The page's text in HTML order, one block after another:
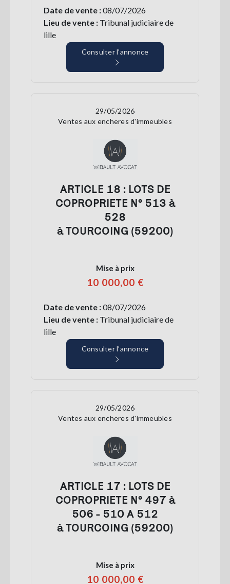
Date de vente :08/07/2026
Lieu de vente : Tribunal judiciaire de
lille
Consulter l’annonce
29/05/2026
Ventes aux encheres d'immeubles
ARTICLE 18 : LOTS DE
COPROPRIETE N° 513 à
528
à TOURCOING (59200)
Mise à prix
10 000,00 €
Date de vente :08/07/2026
Lieu de vente : Tribunal judiciaire de
lille
Consulter l’annonce
29/05/2026
Ventes aux encheres d'immeubles
ARTICLE 17 : LOTS DE
COPROPRIETE N° 497 à
506 - 510 A 512
à TOURCOING (59200)
Mise à prix
10 000,00 €